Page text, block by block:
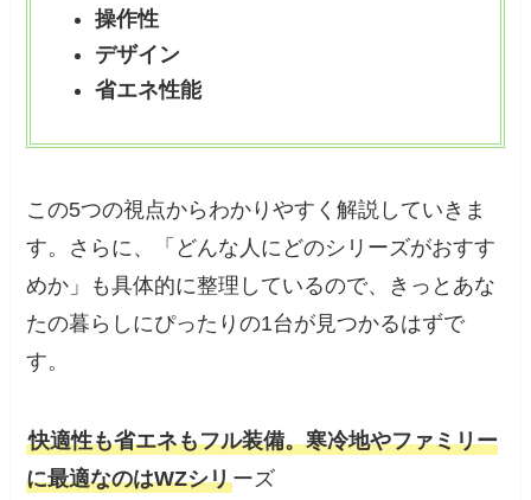
操作性
デザイン
省エネ性能
この5つの視点からわかりやすく解説していきま
す。さらに、「どんな人にどのシリーズがおすす
めか」も具体的に整理しているので、きっとあな
たの暮らしにぴったりの1台が見つかるはずで
す。
快適性も省エネもフル装備。寒冷地やファミリー
に最適なのはWZシリーズ